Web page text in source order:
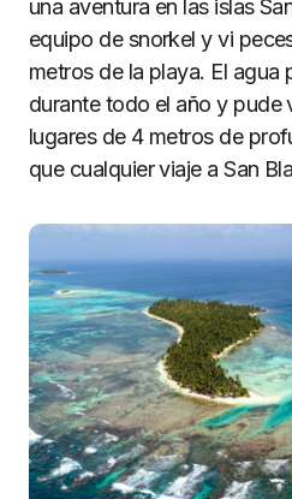
una aventura en las islas
equipo de snorkel y vi
metros de la playa. El agua
durante todo el año y pude
lugares de 4 metros de
que cualquier viaje a San